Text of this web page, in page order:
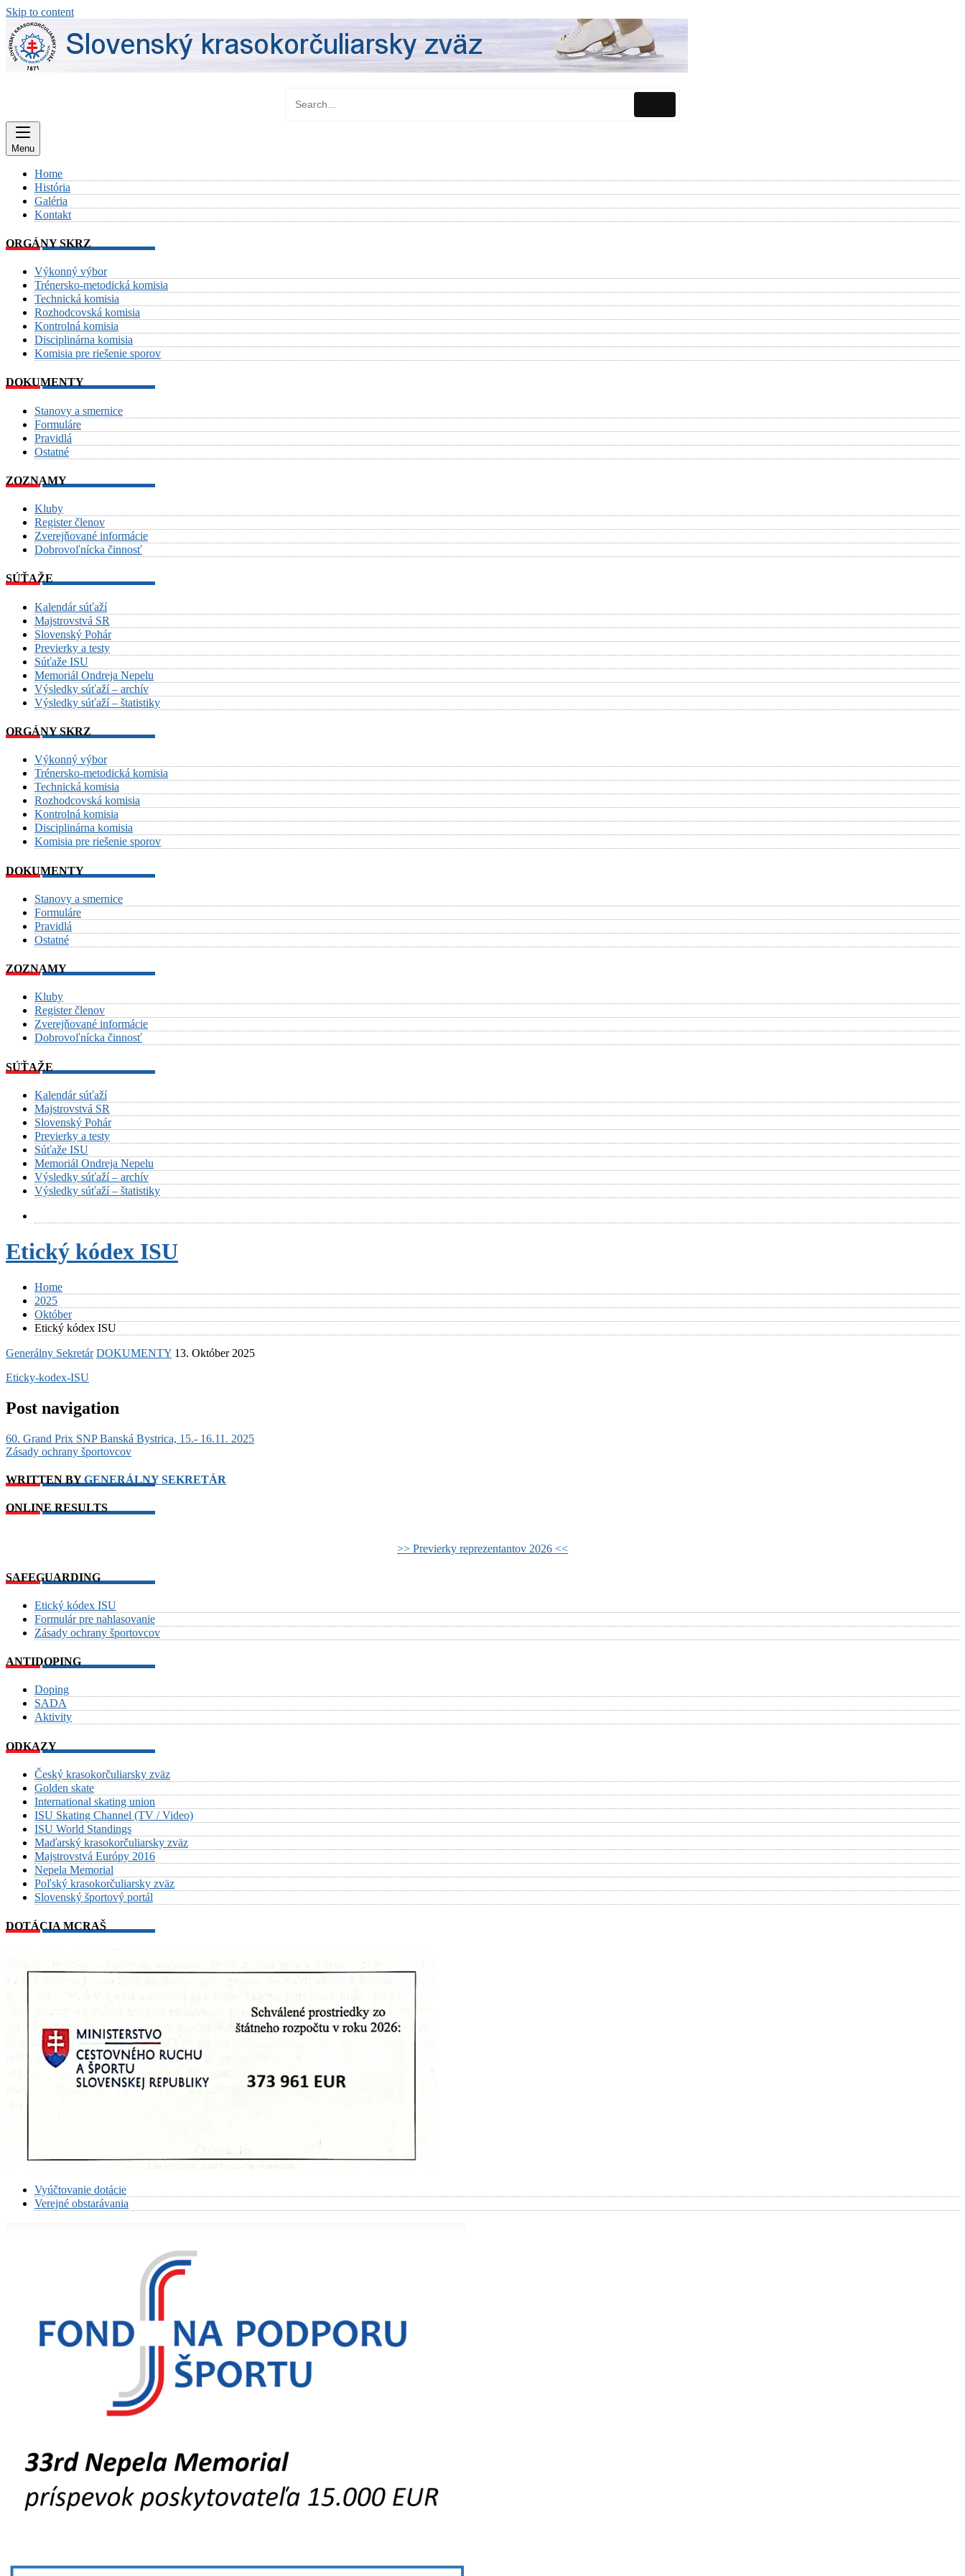
Skip to content
Menu
Home
História
Galéria
Kontakt
ORGÁNY SKRZ
Výkonný výbor
Trénersko-metodická komisia
Technická komisia
Rozhodcovská komisia
Kontrolná komisia
Disciplinárna komisia
Komisia pre riešenie sporov
DOKUMENTY
Stanovy a smernice
Formuláre
Pravidlá
Ostatné
ZOZNAMY
Kluby
Register členov
Zverejňované informácie
Dobrovoľnícka činnosť
SÚŤAŽE
Kalendár súťaží
Majstrovstvá SR
Slovenský Pohár
Previerky a testy
Súťaže ISU
Memoriál Ondreja Nepelu
Výsledky súťaží – archív
Výsledky súťaží – štatistiky
ORGÁNY SKRZ
Výkonný výbor
Trénersko-metodická komisia
Technická komisia
Rozhodcovská komisia
Kontrolná komisia
Disciplinárna komisia
Komisia pre riešenie sporov
DOKUMENTY
Stanovy a smernice
Formuláre
Pravidlá
Ostatné
ZOZNAMY
Kluby
Register členov
Zverejňované informácie
Dobrovoľnícka činnosť
SÚŤAŽE
Kalendár súťaží
Majstrovstvá SR
Slovenský Pohár
Previerky a testy
Súťaže ISU
Memoriál Ondreja Nepelu
Výsledky súťaží – archív
Výsledky súťaží – štatistiky
Etický kódex ISU
Home
2025
Október
Etický kódex ISU
Generálny Sekretár DOKUMENTY 13. Október 2025
Eticky-kodex-ISU
Post navigation
60. Grand Prix SNP Banská Bystrica, 15.- 16.11. 2025
Zásady ochrany športovcov
WRITTEN BYGENERÁLNY SEKRETÁR
ONLINE RESULTS
>> Previerky reprezentantov 2026 <<
SAFEGUARDING
Etický kódex ISU
Formulár pre nahlasovanie
Zásady ochrany športovcov
ANTIDOPING
Doping
SADA
Aktivity
ODKAZY
Český krasokorčuliarsky zväz
Golden skate
International skating union
ISU Skating Channel (TV / Video)
ISU World Standings
Maďarský krasokorčuliarsky zväz
Majstrovstvá Európy 2016
Nepela Memorial
Poľský krasokorčuliarsky zväz
Slovenský športový portál
DOTÁCIA MCRAŠ
Vyúčtovanie dotácie
Verejné obstarávania